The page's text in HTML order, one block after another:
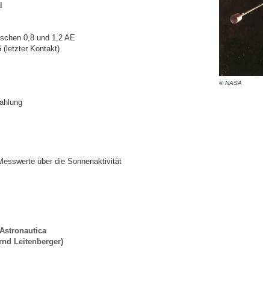
© NASA
0,8 und 1,2 AE
(letzter Kontakt)
über die Sonnenaktivität
Leitenberger)